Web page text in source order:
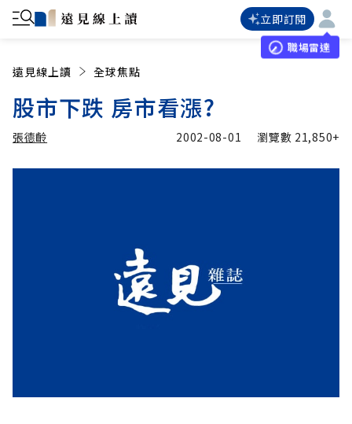
立即訂閱
職場雷達
遠見線上讀 全球焦點
股市下跌 房市看漲?
張德齡 2002-08-01 瀏覽數 21,850+